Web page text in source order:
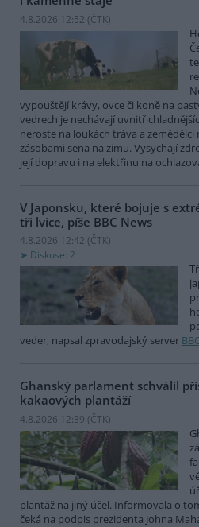
4.8.2026 12:52 (ČTK)
vypouštějí krávy, ovce či koně na
vedrech je nechávají uvnitř
neroste na loukách tráva a
zásobami sena na zimu. Vysychají
její dopravu i na elektřinu na
V Japonsku, které bojuje s
tři lvice, píše BBC News
4.8.2026 12:42 (ČTK)
Diskuse: 2
veder, napsal zpravodajský server
Ghanský parlament schválil
kakaových plantáží
4.8.2026 12:39 (ČTK)
plantáž na jiný účel. Informovala o
čeká na podpis prezidenta Johna